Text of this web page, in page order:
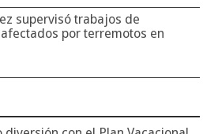
supervisó trabajos de
por terremotos en